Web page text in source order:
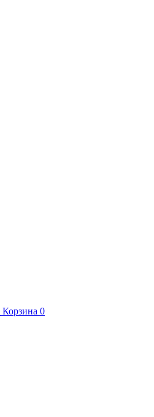
Корзина 0